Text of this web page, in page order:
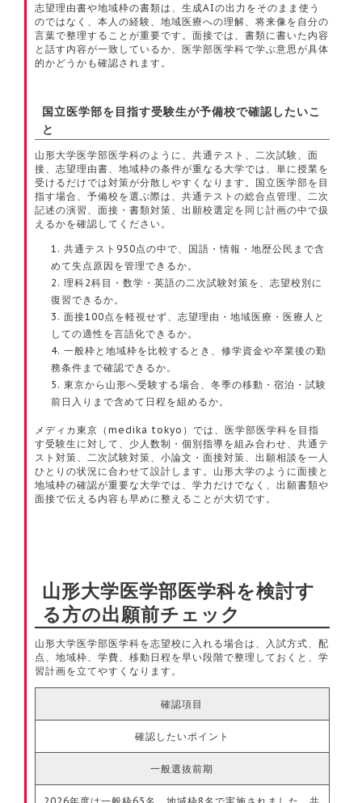
志望理由書や地域枠の書類は、生成AIの出力をそのまま使う
のではなく、本人の経験、地域医療への理解、将来像を自分の
言葉で整理することが重要です。面接では、書類に書いた内容
と話す内容が一致しているか、医学部医学科で学ぶ意思が具体
的かどうかも確認されます。
国立医学部を目指す受験生が予備校で確認したいこ
と
山形大学医学部医学科のように、共通テスト、二次試験、面
接、志望理由書、地域枠の条件が重なる大学では、単に授業を
受けるだけでは対策が分散しやすくなります。国立医学部を目
指す場合、予備校を選ぶ際は、共通テストの総合点管理、二次
記述の演習、面接・書類対策、出願校選定を同じ計画の中で扱
えるかを確認してください。
共通テスト950点の中で、国語・情報・地歴公民まで含
めて失点原因を管理できるか。
理科2科目・数学・英語の二次試験対策を、志望校別に
復習できるか。
面接100点を軽視せず、志望理由・地域医療・医療人と
しての適性を言語化できるか。
一般枠と地域枠を比較するとき、修学資金や卒業後の勤
務条件まで確認できるか。
東京から山形へ受験する場合、冬季の移動・宿泊・試験
前日入りまで含めて日程を組めるか。
メディカ東京（medika tokyo）では、医学部医学科を目指
す受験生に対して、少人数制・個別指導を組み合わせ、共通テ
スト対策、二次試験対策、小論文・面接対策、出願相談を一人
ひとりの状況に合わせて設計します。山形大学のように面接と
地域枠の確認が重要な大学では、学力だけでなく、出願書類や
面接で伝える内容も早めに整えることが大切です。
山形大学医学部医学科を検討す
る方の出願前チェック
山形大学医学部医学科を志望校に入れる場合は、入試方式、配
点、地域枠、学費、移動日程を早い段階で整理しておくと、学
習計画を立てやすくなります。
確認項目
確認したいポイント
一般選抜前期
2026年度は一般枠65名、地域枠8名で実施されました。共